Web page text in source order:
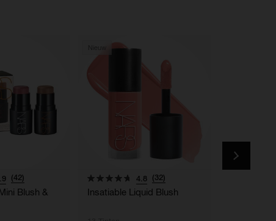
(42)
Blush &
4.8 (32)
Insatiable Liquid Blush